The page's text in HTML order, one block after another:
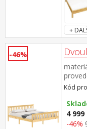
+
-46%
bez
×
Kód
4 999
-46%